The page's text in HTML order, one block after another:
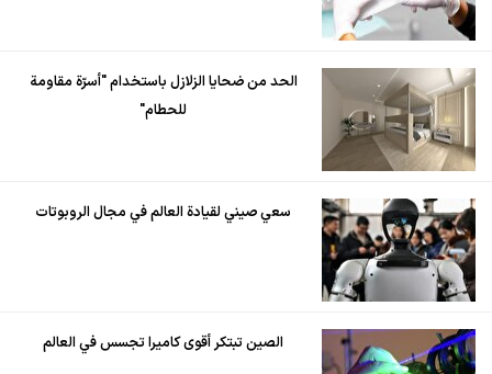
الحد من ضحايا الزلازل باستخدام "أسرّة مقاومة
للحطام"
سعي صيني لقيادة العالم في مجال الروبوتات
الصين تبتكر أقوى كاميرا تجسس في العالم